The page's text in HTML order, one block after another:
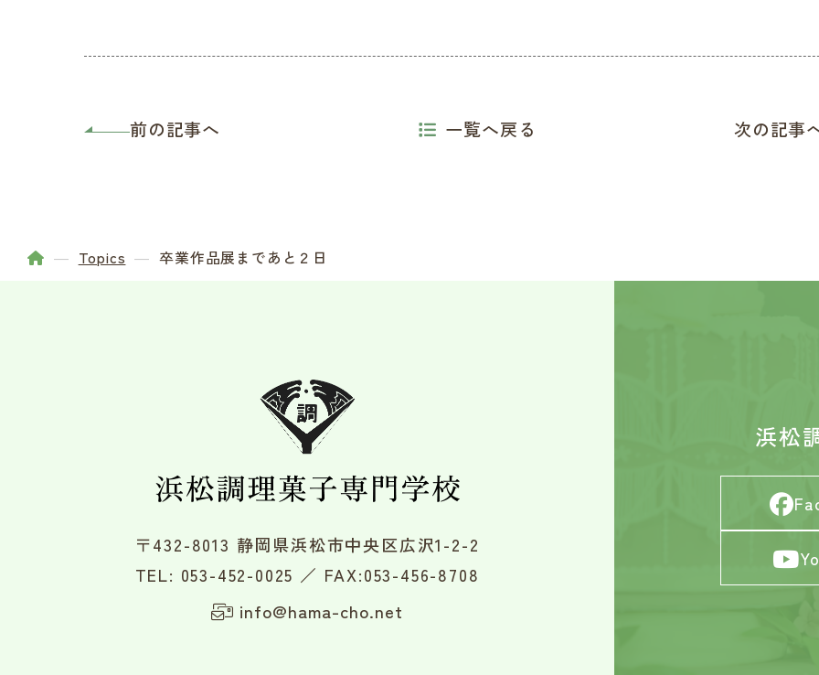
前の記事へ 一覧へ戻る 次の記事
Topics 卒業作品展まであと２日
浜松
〒432-8013 静岡県浜松市中央区広沢1-2-2
TEL: 053-452-0025 ／ FAX:053-456-8708
info@hama-cho.net